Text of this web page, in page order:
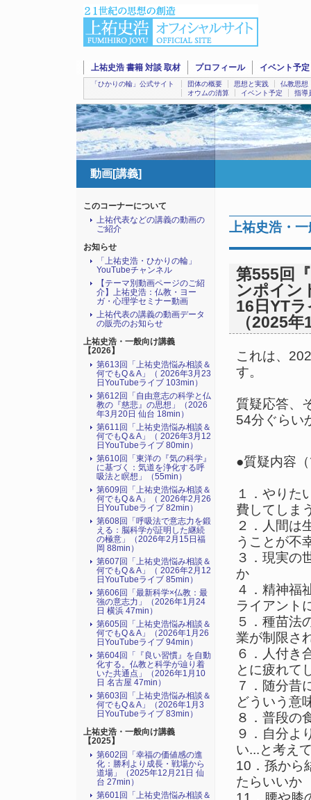
上祐史浩 書籍 対談 取材 プロフィール イベント予定
「ひかりの輪」公式サイト 団体の概要 思想と実践
仏教思想
オウムの清算
イベント予定 指導
動画[講義]
上祐史浩・
第555回
ンポイン
16日YT
（2025
これは、
す。
質疑応答、
54分ぐらい
●質疑内容
１．やりた
費してしま
２．人間は
うことが不
３．現実の
か
４．精神福
ライアント
５．種苗法
業が制限さ
６．人付き
とに疲れて
７．随分昔
どういう意
８．普段の
９．自分よ
い...と考え
10．孫から
たらいいか
このコーナーについて
上祐代表などの講義の動画の
ご紹介
お知らせ
「上祐史浩・ひかりの輪」
YouTubeチャンネル
【テーマ別動画ページのご紹
介】上祐史浩：仏教・ヨー
ガ・心理学セミナー動画
上祐代表の講義の動画データ
の販売のお知らせ
上祐史浩・一般向け講義
【2026】
第613回「上祐史浩悩み相談＆
何でもQ＆A」（ 2026年3月23
日YouTubeライブ 103min）
第612回「自由意志の科学と仏
教の『慈悲』の思想」（2026
年3月20日 仙台 18min）
第611回「上祐史浩悩み相談＆
何でもQ＆A」（ 2026年3月12
日YouTubeライブ 80min）
第610回「東洋の『気の科学』
に基づく：気道を浄化する呼
吸法と瞑想」（55min）
第609回「上祐史浩悩み相談＆
何でもQ＆A」（ 2026年2月26
日YouTubeライブ 82min）
第608回「呼吸法で意志力を鍛
える：脳科学が証明した継続
の極意」（2026年2月15日福
岡 88min）
第607回「上祐史浩悩み相談＆
何でもQ＆A」（ 2026年2月12
日YouTubeライブ 85min）
第606回「最新科学×仏教：最
強の意志力」（2026年1月24
日 横浜 47min）
第605回「上祐史浩悩み相談＆
何でもQ＆A」（2026年1月26
日YouTubeライブ 94min）
第604回「『良い習慣』を自動
化する。仏教と科学が辿り着
いた共通点」（2026年1月10
日 名古屋 47min）
第603回「上祐史浩悩み相談＆
何でもQ＆A」（2026年1月3
日YouTubeライブ 83min）
上祐史浩・一般向け講義
【2025】
第602回「幸福の価値感の進
化：勝利より成長・戦場から
道場」（2025年12月21日 仙
台 27min）
第601回「上祐史浩悩み相談＆